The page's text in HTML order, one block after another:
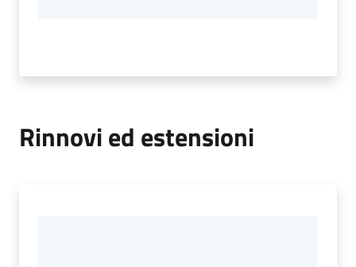
Rinnovi ed estensioni